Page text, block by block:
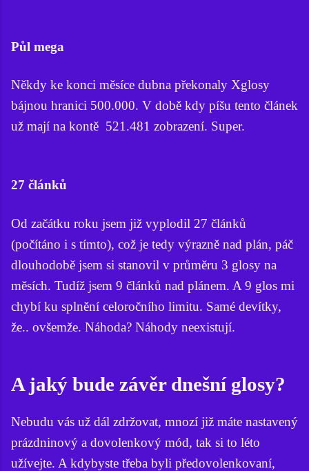
Půl mega
Někdy ke konci měsíce dubna překonaly Xglosy
bájnou hranici 500.000. V době kdy píšu tento článek
už mají na kontě 521.481 zobrazení. Super.
27 článků
Od začátku roku jsem již vyplodil 27 článků
(počítáno i s tímto), což je tedy výrazně nad plán, páč
dlouhodobě jsem si stanovil v průměru 3 glosy na
měsích. Tudíž jsem 9 článků nad plánem. A 9 glos mi
chybí ku splnění celoročního limitu. Samé devítky,
že.. ovšemže. Náhoda? Náhody neexistují.
A jaký bude závěr dnešní glosy?
Nebudu vás už dál zdržovat, mnozí již máte nastavený
prázdninový a dovolenkový mód, tak si to léto
užívejte. A kdybyste třeba byli předovolenkovaní,